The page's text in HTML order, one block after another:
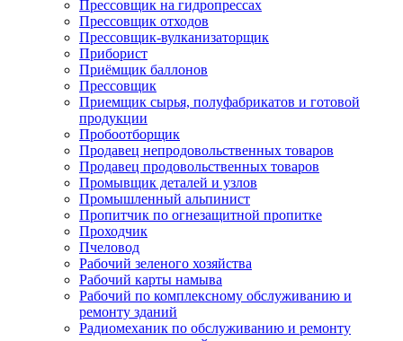
Прессовщик на гидропрессах
Прессовщик отходов
Прессовщик-вулканизаторщик
Приборист
Приёмщик баллонов
Прессовщик
Приемщик сырья, полуфабрикатов и готовой
продукции
Пробоотборщик
Продавец непродовольственных товаров
Продавец продовольственных товаров
Промывщик деталей и узлов
Промышленный альпинист
Пропитчик по огнезащитной пропитке
Проходчик
Пчеловод
Рабочий зеленого хозяйства
Рабочий карты намыва
Рабочий по комплексному обслуживанию и
ремонту зданий
Радиомеханик по обслуживанию и ремонту